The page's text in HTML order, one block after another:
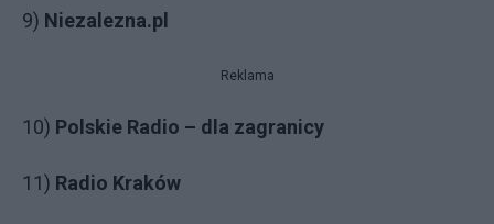
9) Niezalezna.pl
Reklama
10) Polskie Radio – dla zagranicy
11) Radio Kraków